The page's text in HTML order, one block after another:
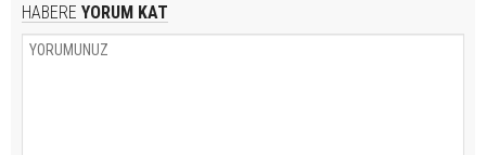
HABERE YORUM KAT